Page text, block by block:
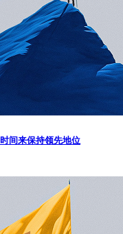
间来保持领先地位